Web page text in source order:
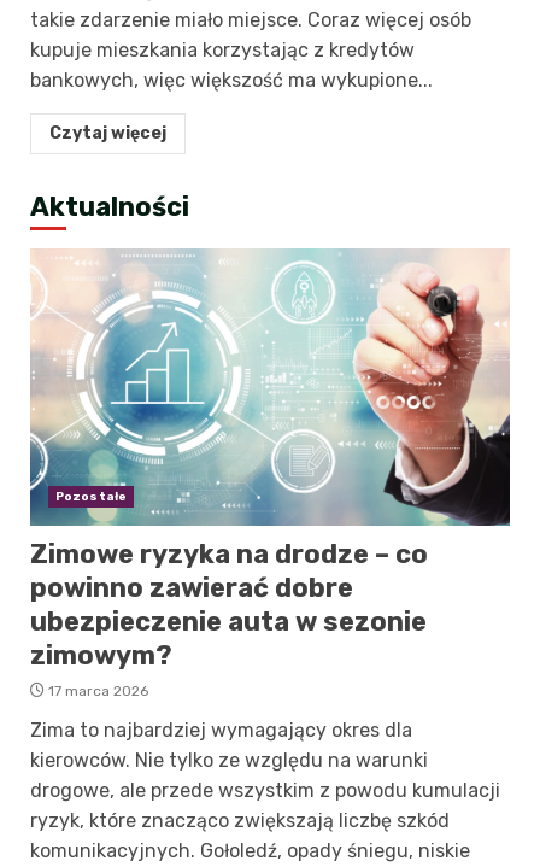
takie zdarzenie miało miejsce. Coraz więcej osób
kupuje mieszkania korzystając z kredytów
bankowych, więc większość ma wykupione...
Czytaj więcej
Aktualności
Pozostałe
Zimowe ryzyka na drodze – co
powinno zawierać dobre
ubezpieczenie auta w sezonie
zimowym?
17 marca 2026
Zima to najbardziej wymagający okres dla
kierowców. Nie tylko ze względu na warunki
drogowe, ale przede wszystkim z powodu kumulacji
ryzyk, które znacząco zwiększają liczbę szkód
komunikacyjnych. Gołoledź, opady śniegu, niskie